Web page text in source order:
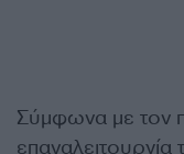
Σύμφωνα με τον